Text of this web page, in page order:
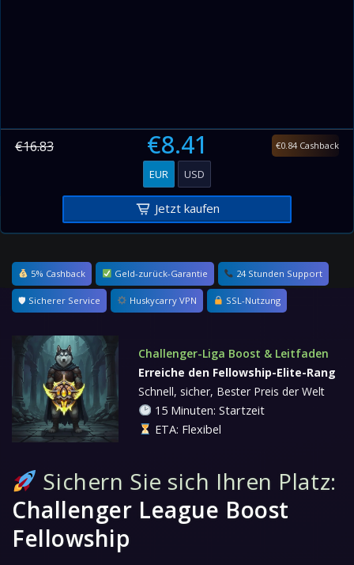
€16.83 €8.41 €0.84 Cashback
EUR USD
Jetzt kaufen
5% Cashback Geld-zurück-Garantie 24 Stunden Support
🛡 Sicherer Service Huskycarry VPN SSL-Nutzung
Challenger-Liga Boost & Leitfaden
Erreiche den Fellowship-Elite-Rang
Schnell, sicher, Bester Preis der Welt
15 Minuten: Startzeit
ETA: Flexibel
Sichern Sie sich Ihren Platz:
Challenger League Boost
Fellowship